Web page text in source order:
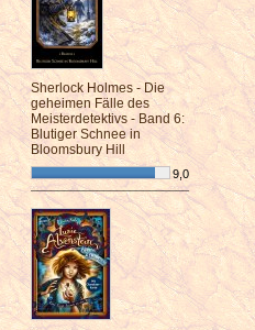
Sherlock Holmes - Die
geheimen Fälle des
Meisterdetektivs - Band 6:
Blutiger Schnee in
Bloomsbury Hill
9,0
¯¯¯¯¯¯¯¯¯¯¯¯¯¯¯¯¯¯¯¯¯¯¯¯